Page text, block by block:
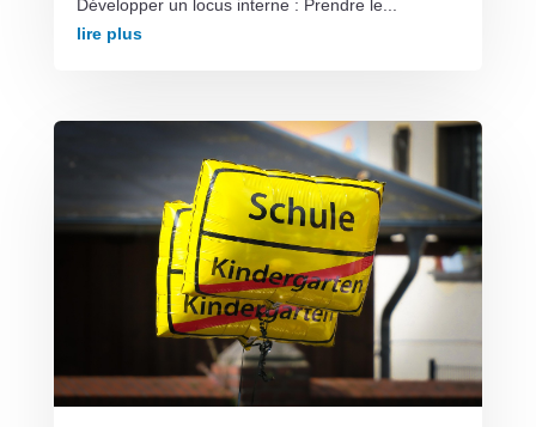
Développer un locus interne : Prendre le...
lire plus